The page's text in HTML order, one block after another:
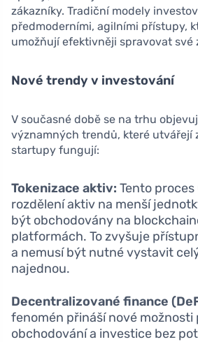
zákazníky. Tradiční modely
předmoderními, agilními přístupy,
umožňují efektivněji spravovat své
Nové trendy v investování
V současné době se na trhu
významných trendů, které utvářejí
startupy fungují:
Tokenizace aktiv: Tento
rozdělení aktiv na menší
být obchodovány na
platformách. To zvyšuje
a nemusí být nutné vystavit
najednou.
Decentralizované finance
fenomén přináší nové možnosti
obchodování a investice bez